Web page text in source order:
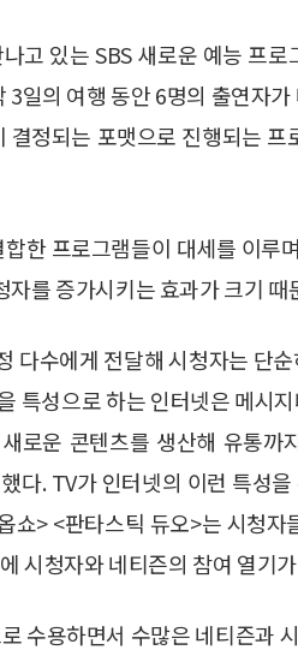
고 있는 SBS 새로운 예능 프
일의 여행 동안 6명의 출연자
정되는 포맷으로 진행되는
한 프로그램들이 대세를 이루
를 증가시키는 효과가 크기 때
다수에게 전달해 시청자는 단
특성으로 하는 인터넷은 메시
로운 콘텐츠를 생산해 유통
다. TV가 인터넷의 이런 특성
쇼> <판타스틱 듀오>는 시청
시청자와 네티즌의 참여 열기
수용하면서 수많은 네티즌과